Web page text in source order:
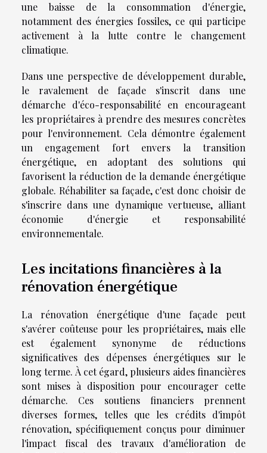
une baisse de la consommation d'énergie,
notamment des énergies fossiles, ce qui participe
activement à la lutte contre le changement
climatique.
Dans une perspective de développement durable,
le ravalement de façade s'inscrit dans une
démarche d'éco-responsabilité en encourageant
les propriétaires à prendre des mesures concrètes
pour l'environnement. Cela démontre également
un engagement fort envers la transition
énergétique, en adoptant des solutions qui
favorisent la réduction de la demande énergétique
globale. Réhabiliter sa façade, c'est donc choisir de
s'inscrire dans une dynamique vertueuse, alliant
économie d'énergie et responsabilité
environnementale.
Les incitations financières à la
rénovation énergétique
La rénovation énergétique d'une façade peut
s'avérer coûteuse pour les propriétaires, mais elle
est également synonyme de réductions
significatives des dépenses énergétiques sur le
long terme. À cet égard, plusieurs aides financières
sont mises à disposition pour encourager cette
démarche. Ces soutiens financiers prennent
diverses formes, telles que les crédits d'impôt
rénovation, spécifiquement conçus pour diminuer
l'impact fiscal des travaux d'amélioration de